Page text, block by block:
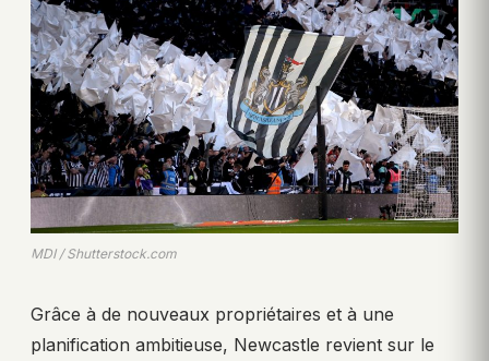
MDI / Shutterstock.com
Grâce à de nouveaux propriétaires et à une
planification ambitieuse, Newcastle revient sur le